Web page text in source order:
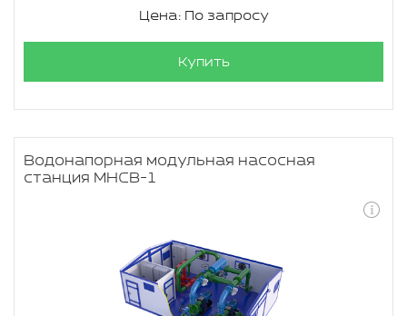
Цена: По запросу
Купить
Водонапорная модульная насосная
станция МНСВ-1